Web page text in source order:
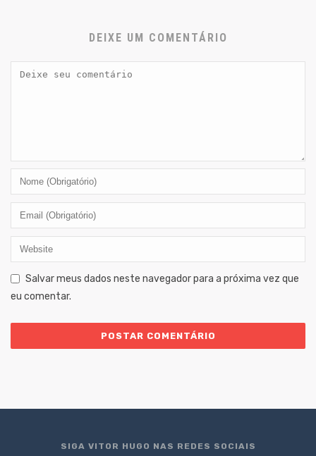
DEIXE UM COMENTÁRIO
Salvar meus dados neste navegador para a próxima vez que
eu comentar.
SIGA VITOR HUGO NAS REDES SOCIAIS